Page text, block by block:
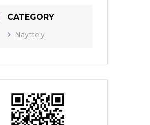
CATEGORY
Näyttely